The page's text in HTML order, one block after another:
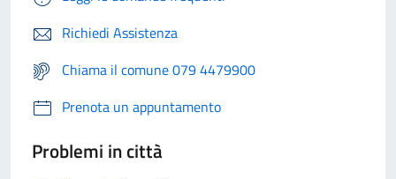
Richiedi Assistenza
Chiama il comune 079 4479900
Prenota un appuntamento
Problemi in città